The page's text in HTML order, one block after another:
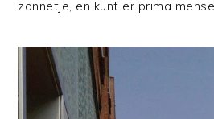
zonnetje, en kunt er prima